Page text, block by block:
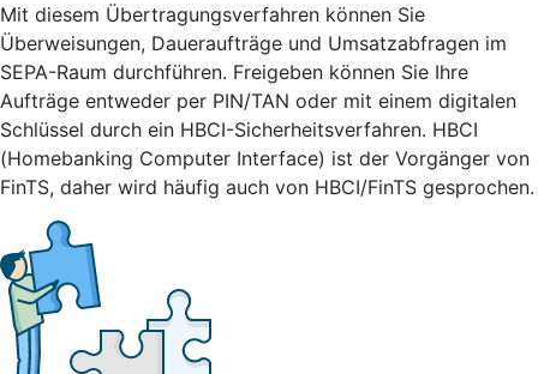
Mit diesem Übertragungsverfahren können Sie
Überweisungen, Daueraufträge und Umsatzabfragen im
SEPA-Raum durchführen. Freigeben können Sie Ihre
Aufträge entweder per PIN/TAN oder mit einem digitalen
Schlüssel durch ein HBCI-Sicherheitsverfahren. HBCI
(Homebanking Computer Interface) ist der Vorgänger von
FinTS, daher wird häufig auch von HBCI/FinTS gesprochen.